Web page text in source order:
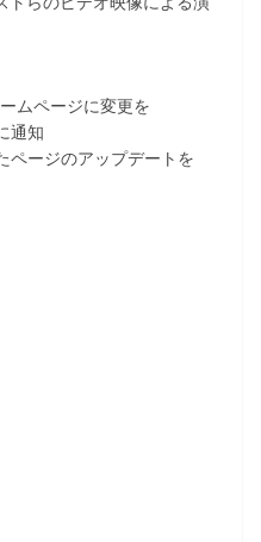
ムページに変更を
通知
ページのアップデートを